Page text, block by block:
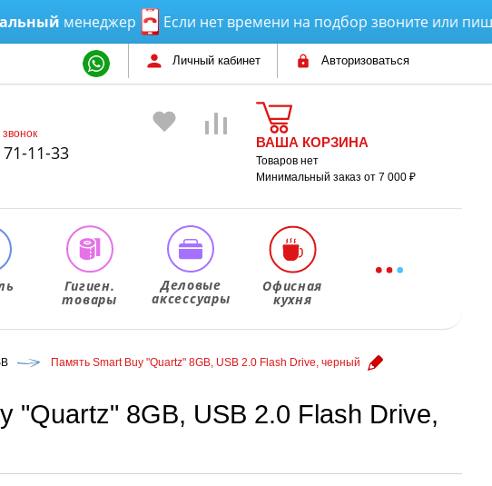
менеджер Если нет времени на подбор звоните или
Личный кабинет Авторизоваться
звонок
11-33 ВАША КОРЗИНА
Товаров нет
Минимальный заказ от 7 000 ₽
Гигиен.
товары
Деловые
аксессуары
Офисная
кухня
Память Smart Buy "Quartz" 8GB, USB 2.0 Flash Drive, черный
"Quartz" 8GB, USB 2.0 Flash Drive,